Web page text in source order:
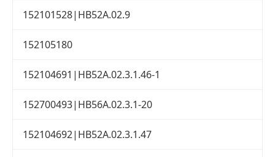
152101528|HB52A.02.9
152105180
152104691|HB52A.02.3.1.46-1
152700493|HB56A.02.3.1-20
152104692|HB52A.02.3.1.47